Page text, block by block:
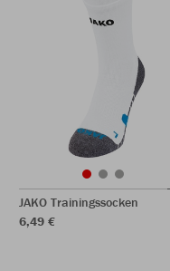
JAKO Trainingssocken
6,49 €